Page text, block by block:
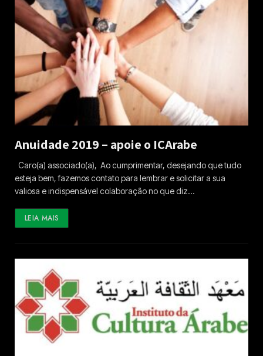
Anuidade 2019 – apoie o ICArabe
Caro(a) associado(a), Ao cumprimentar, desejando que tudo
esteja bem, fazemos contato para lembrar e solicitar a sua
valiosa e indispensável colaboração no que diz…
LEIA MAIS